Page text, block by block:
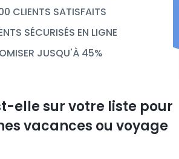
CLIENTS SATISFAITS
SÉCURISÉS EN LIGNE
JUSQU'À 45%
elle sur votre liste pour
vacances ou voyage